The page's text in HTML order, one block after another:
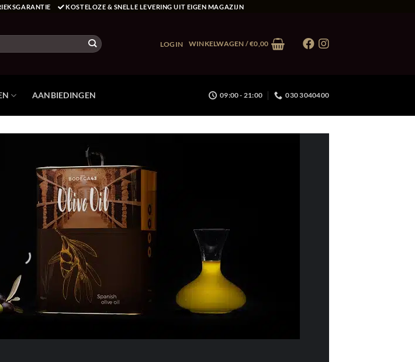
KOSTELOZE & SNELLE LEVERING UIT EIGEN MAGAZIJN
LOGIN WINKELWAGEN /€0,00
AANBIEDINGEN 09:00 - 21:00 030 3040400